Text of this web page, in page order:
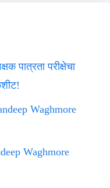
पात्रता परीक्षेचा
Waghmore
Waghmore